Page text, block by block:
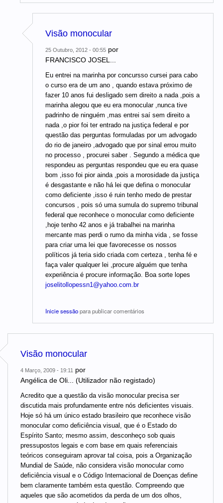
Visão monocular
25 Outubro, 2012 - 00:55 por
FRANCISCO JOSEL...
Eu entrei na marinha por concursso cursei para cabo
o curso era de um ano , quando estava próximo de
fazer 10 anos fui desligado sem direito a nada ,pois a
marinha alegou que eu era monocular ,nunca tive
padrinho de ninguém ,mas entrei saí sem direito a
nada ,o pior foi ter entrado na justiça federal e por
questão das perguntas formuladas por um advogado
do rio de janeiro ,advogado que por sinal errou muito
no processo , procurei saber . Segundo a médica que
respondeu as perguntas respondeu que eu era quase
bom ,isso foi pior ainda ,pois a morosidade da justiça
é desgastante e não há lei que defina o monocular
como deficiente ,isso é ruin tenho medo de prestar
concursos , pois só uma sumula do supremo tribunal
federal que reconhece o monocular como deficiente
,hoje tenho 42 anos e já trabalhei na marinha
mercante mas perdi o rumo da minha vida , se fosse
para criar uma lei que favorecesse os nossos
políticos já teria sido criada com certeza , tenha fé e
faça valer qualquer lei ,procure alguém que tenha
experiência é procure informação. Boa sorte lopes
joselitollopessn1@yahoo.com.br
Inicie sessãopara publicar comentários
Visão monocular
4 Março, 2009 - 19:11
por
Angélica de Oli... (Utilizador não registado)
Acredito que a questão da visão monocular precisa ser
discutida mais profundamente entre nós deficientes visuais.
Hoje só há um único estado brasileiro que reconhece visão
monocular como deficiência visual, que é o Estado do
Espírito Santo; mesmo assim, desconheço sob quais
pressupostos legais e com base em quais referenciais
teóricos conseguiram aprovar tal coisa, pois a Organização
Mundial de Saúde, não considera visão monocular como
deficiência visual e o Código Internacional de Doenças define
bem claramente também esta questão. Compreendo que
aqueles que são acometidos da perda de um dos olhos,